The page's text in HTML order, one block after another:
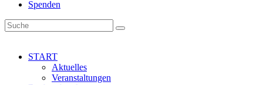
Spenden
START
Aktuelles
Veranstaltungen